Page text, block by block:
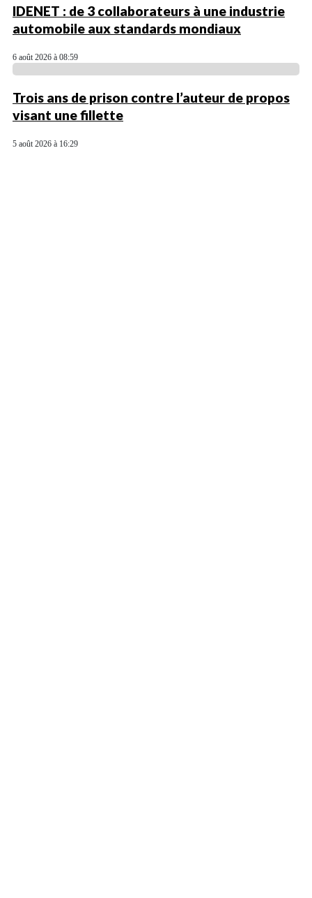
IDENET : de 3 collaborateurs à une industrie
automobile aux standards mondiaux
6 août 2026 à 08:59
Trois ans de prison contre l’auteur de propos
visant une fillette
5 août 2026 à 16:29